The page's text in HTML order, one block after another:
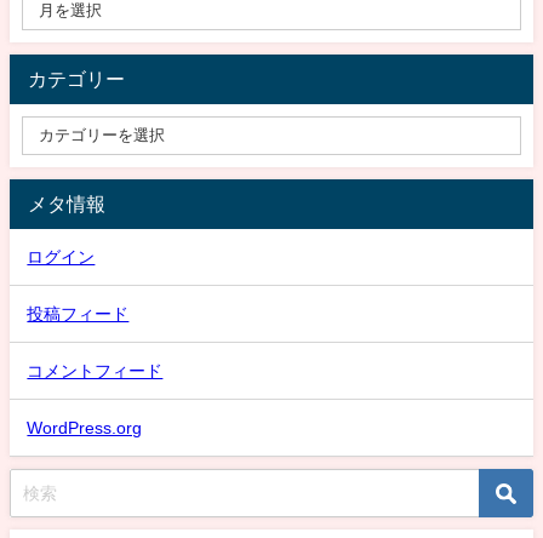
カテゴリー
メタ情報
ログイン
投稿フィード
コメントフィード
WordPress.org